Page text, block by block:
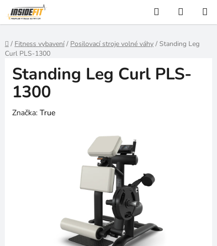
Přejít
na
obsah
Hledat
KOŠÍK
Domů
/ Fitness vybavení / Posilovací stroje volné váhy / Standing Leg
Curl PLS-1300
Standing Leg Curl PLS-
1300
Značka: True